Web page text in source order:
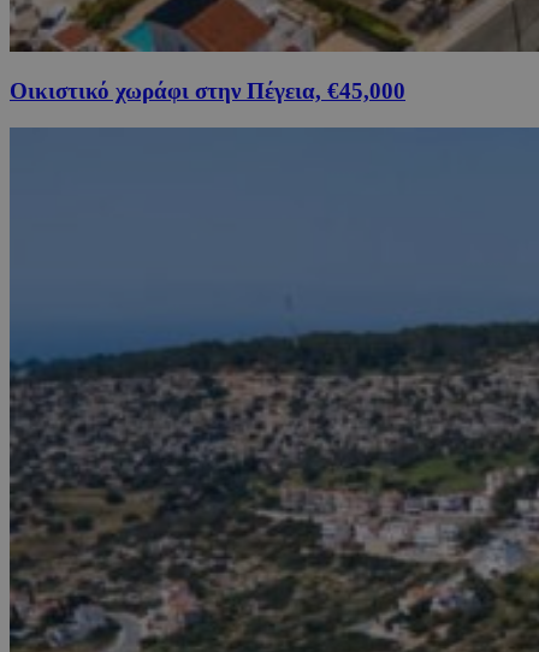
Οικιστικό χωράφι στην Πέγεια, €45,000